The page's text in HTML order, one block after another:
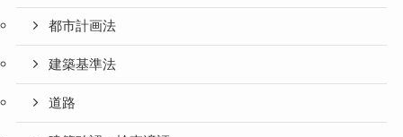
都市計画法
建築基準法
道路